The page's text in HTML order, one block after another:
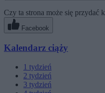
Czy ta strona może się przydać
Facebook
Kalendarz ciąży
1 tydzień
2 tydzień
3 tydzień